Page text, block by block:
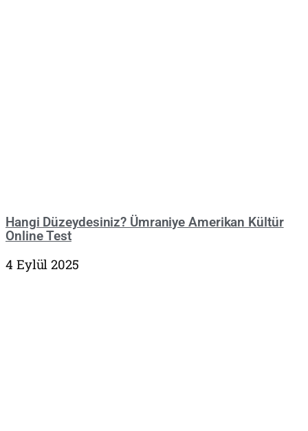
Hangi Düzeydesiniz? Ümraniye Amerikan Kültür
Online Test
4 Eylül 2025